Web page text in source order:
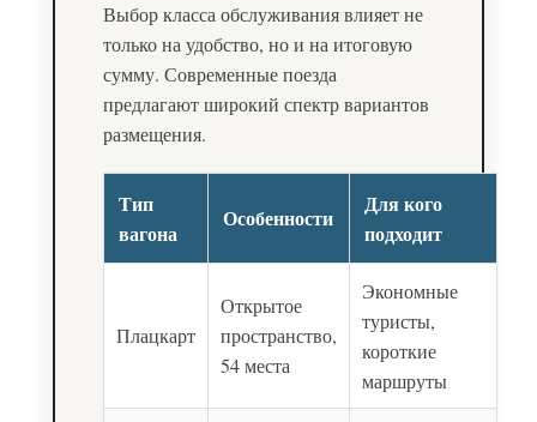
Выбор класса обслуживания влияет не
только на удобство, но и на итоговую
сумму. Современные поезда
предлагают широкий спектр вариантов
размещения.
Тип
вагона
Особенности
Для кого
подходит
Плацкарт
Открытое
пространство,
54 места
Экономные
туристы,
короткие
маршруты